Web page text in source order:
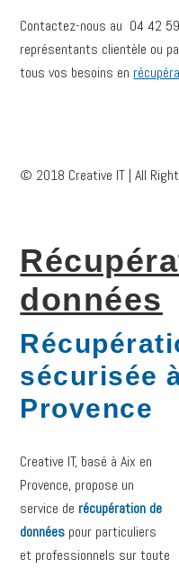
Contactez-nous au 04 42
représentants clientèle ou
tous vos besoins en
© 2018 Creative IT | All
données
sécurisée
Provence
Creative IT, basé à Aix en
Provence, propose un
service de récupération de
données pour particuliers
et professionnels sur toute